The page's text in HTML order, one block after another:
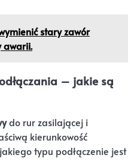
stary zawór
awarii.
– jakie są
do rur zasilającej i
kierunkowość
typu podłączenie jest